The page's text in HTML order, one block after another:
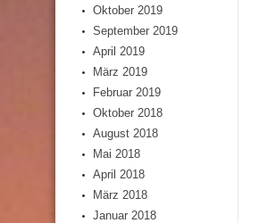
Oktober 2019
September 2019
April 2019
März 2019
Februar 2019
Oktober 2018
August 2018
Mai 2018
April 2018
März 2018
Januar 2018